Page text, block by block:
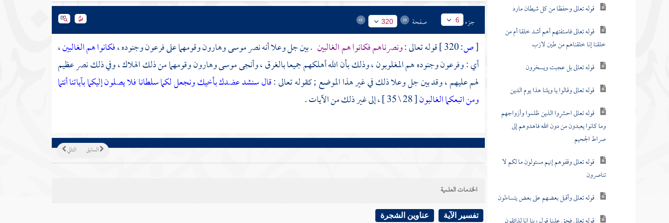
قوله تعالى وحفظا من كل شيطان مارد
قوله تعالى فاستفتهم أهم أشد خلقا أم من
خلقنا إنا خلقناهم من طين لازب
قوله تعالى بل عجبت ويسخرون
قوله تعالى وقالوا يا ويلنا هذا يوم الدين
قوله تعالى احشروا الذين ظلموا وأزواجهم
وما كانوا يعبدون من دون الله فاهدوهم إلى
صراط الجحيم
قوله تعالى وقفوهم إنهم مسئولون ما لكم لا
تناصرون
قوله تعالى وأقبل بعضهم على بعض يتساءلون
جزء 6 صفحة 320
[ص: قوله تعالى :ونصرناهم فكانوا هم الغالبين . بين جل وعلا أنه نصرموسىوهارونوقومهما علىفرعونوجنوده ،فكانوا هم الغالبين،
أي : وفرعون وجنوده هم المغلوبون ، وذلك بأن الله أهلكهم جميعا بالغرق ، وأنجىموسىوهارونوقومهما من ذلك الهلاك ، وفي ذلك نصر عظيم
لهم عليهم ، وقد بين جل وعلا ذلك في غير هذا الموضع ; كقوله تعالى :قال سنشد عضدك بأخيك ونجعل لكما سلطانا فلا يصلون إليكما بآياتنا أنتما
ومن اتبعكما الغالبون[ 28 \ 35 ] ، إلى غير ذلك من الآيات .
التالي السابق
الخدمات العلمية
تفسير الآية عناوين الشجرة